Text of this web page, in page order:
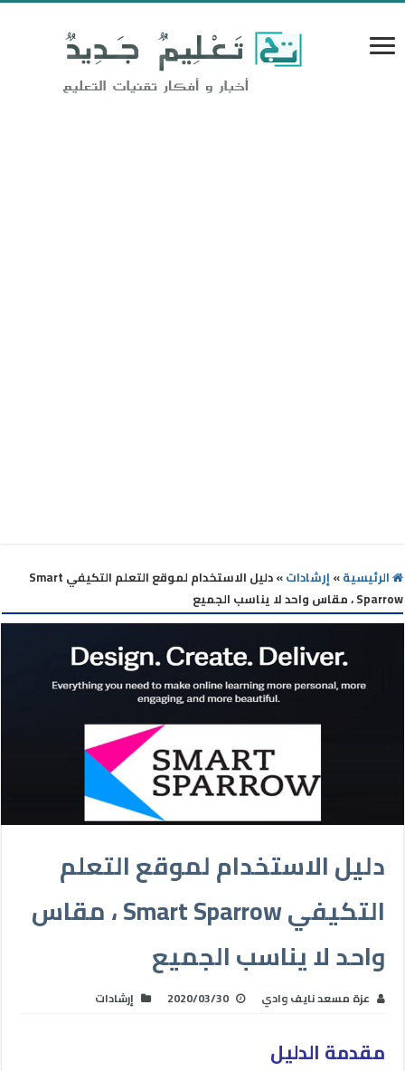
الرئيسية» إرشادات»
دليل الاستخدام لموقع التعلم التكيفي Smart
Sparrow ، مقاس واحد لا يناسب الجميع
دليل الاستخدام لموقع التعلم
التكيفي Smart Sparrow ، مقاس
واحد لا يناسب الجميع
عزة مسعد نايف وادي 2020/03/30 إرشادات
مقدمة الدليل